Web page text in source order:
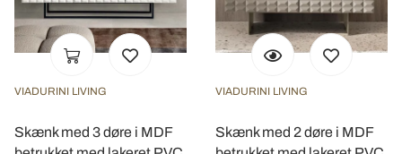
VIADURINI LIVING
Skænk med 3 døre i MDF
VIADURINI LIVING
Skænk med 2 døre i MDF